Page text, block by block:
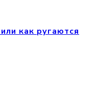
как ругаются